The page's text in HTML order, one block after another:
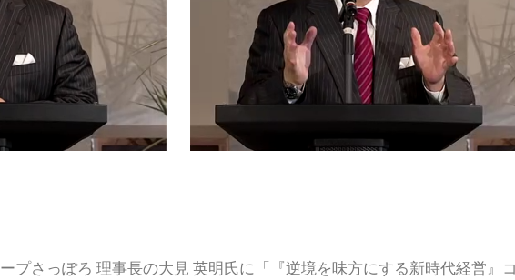
プさっぽろ 理事長の大見 英明氏に「『逆境を味方にする新時代経営』